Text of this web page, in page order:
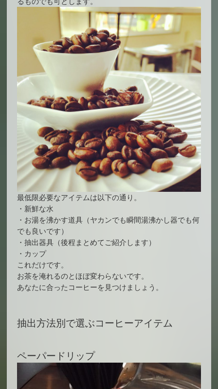
最低限必要なアイテムは以下の通り。
・新鮮な水
・お湯を沸かす道具（ヤカンでも瞬間湯沸かし器でも何
でも良いです）
・抽出器具（後程まとめてご紹介します）
・カップ
これだけです。
お茶を淹れるのとほぼ変わらないです。
あなたに合ったコーヒーを見つけましょう。
抽出方法別で選ぶコーヒーアイテム
ペーパードリップ